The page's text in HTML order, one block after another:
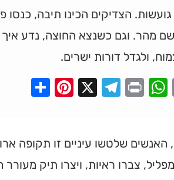
הצדיקים הכינו תיבה, כנסו
מהר. וגם כשנצא החוצה, נדע איך
ולגדל דורות ישרים.
Email
WhatsApp
Print
Telegram
X
האנשים שלטשו עיניים זו תקופה
צברו ראיות, ויצרו תיק